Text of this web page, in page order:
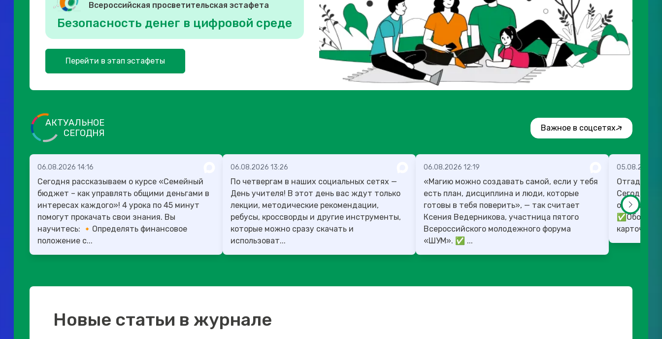
Всероссийская просветительская эстафета
Безопасность денег в цифровой среде
Перейти в этап эстафеты
АКТУАЛЬНОЕ
СЕГОДНЯ
Важное в соцсетях
06.08.2026 14:16
Сегодня рассказываем о курсе «Семейный
бюджет – как управлять общими деньгами в
интересах каждого»! 4 урока по 45 минут
помогут прокачать свои знания. Вы
научитесь: 🔸Определять финансовое
положение с...
06.08.2026 13:26
По четвергам в наших социальных сетях —
День учителя! В этот день вас ждут только
лекции, методические рекомендации,
ребусы, кроссворды и другие инструменты,
которые можно сразу скачать и
использоват...
06.08.2026 12:19
«Магию можно создавать самой, если у тебя
есть план, дисциплина и люди, которые
готовы в тебя поверить», — так считает
Ксения Ведерникова, участница пятого
Всероссийского молодежного форума
«ШУМ». ✅ ...
05.08.2026
Отгадка к
Сегодня
оспорить
✅Обо
карточках.
Новые статьи в журнале